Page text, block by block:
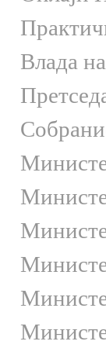
Влада